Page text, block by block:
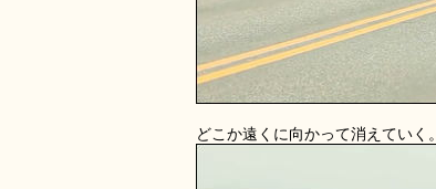
どこか遠くに向かって消えていく。